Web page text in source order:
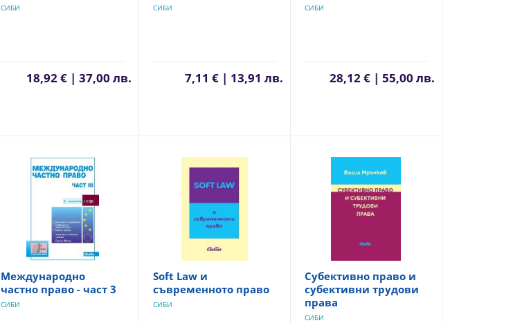
СИБИ
18,92 € | 37,00 лв.
СИБИ
7,11 € | 13,91 лв.
СИБИ
28,12 € | 55,00 лв.
Международно
частно право - част 3
СИБИ
Soft Law и
съвременното право
СИБИ
Субективно право и
субективни трудови
права
СИБИ